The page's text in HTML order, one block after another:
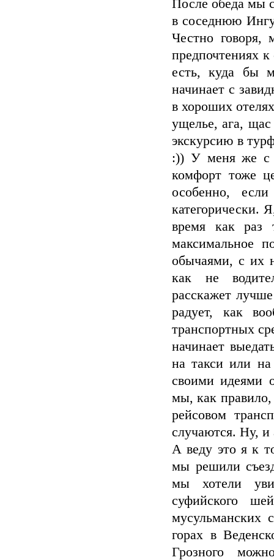
После обеда мы
в соседнюю
Честно
предпочтениях
есть, куда бы
начинает с
в хороших
ущелье, ага,
экскурсию в
:)) У меня же с
комфорт тоже
особенно,
категорически.
время как раз
максимальное
обычаями, с их
как не
расскажет
радует, как
транспортных
начинает
на такси или
своими идеями
мы, как
рейсовом
случаются. Ну, и
А веду это я к
мы решили
мы хотели
суфийского
мусульманских
горах в
Грозного